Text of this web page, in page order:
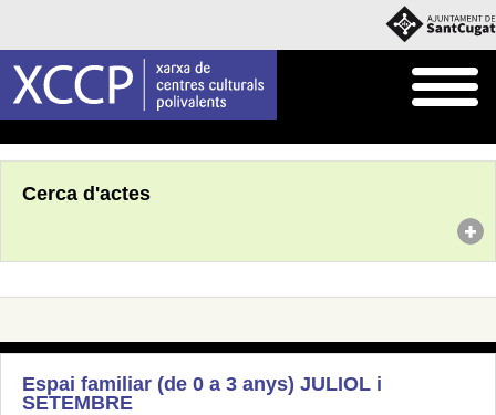
Cerca d'actes
Espai familiar (de 0 a 3 anys) JULIOL i
SETEMBRE